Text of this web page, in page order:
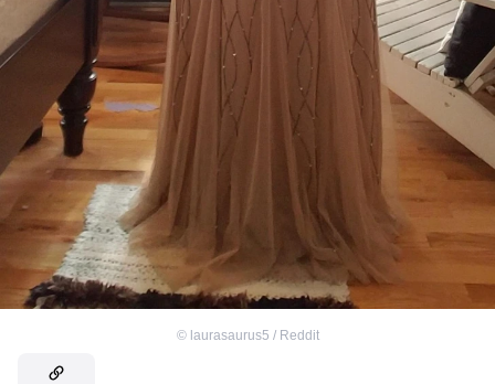
© laurasaurus5 / Reddit